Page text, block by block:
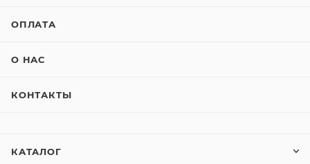
ОПЛАТА
О НАС
КОНТАКТЫ
КАТАЛОГ